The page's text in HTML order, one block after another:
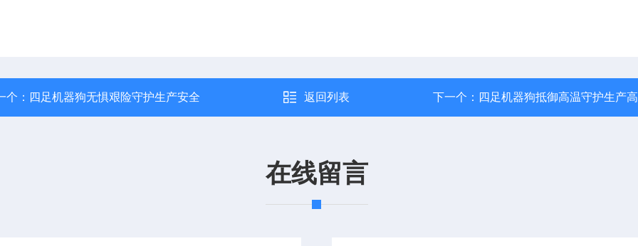
个： 四足机器狗无惧艰险守护生产安全 返回列表 下一个： 四足机器狗抵御高温守护生产
在线留言